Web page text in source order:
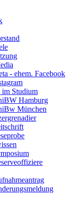
- ehem. Facebook
Studium
Hamburg
München